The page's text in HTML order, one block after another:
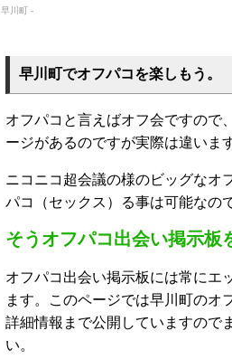
早川町 -
早川町でオフパコを楽しもう。
オフパコと言えばオフ会ですので
ージがあるのですが実際は違います
ニコニコ超会議の様のビッグなオ
パコ（セックス）る事は可能なの
そうオフパコ出会い掲示板
オフパコ出会い掲示板には常にエ
ます。このページでは早川町のオ
詳細情報まで公開していますので
い。